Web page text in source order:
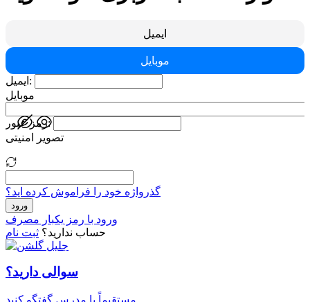
ایمیل
موبایل
ایمیل:
موبایل
رمز عبور:
تصویر امنیتی
گذرواژه خود را فراموش کرده اید؟
ورود
ورود با رمز یکبار مصرف
حساب ندارید؟ ثبت نام
سوالی دارید؟